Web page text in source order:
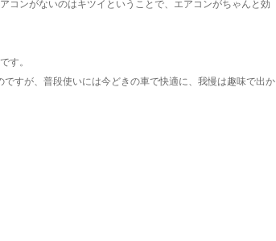
コンがないのはキツイということで、エアコンがちゃんと効
す。
すが、普段使いには今どきの車で快適に、我慢は趣味で出か